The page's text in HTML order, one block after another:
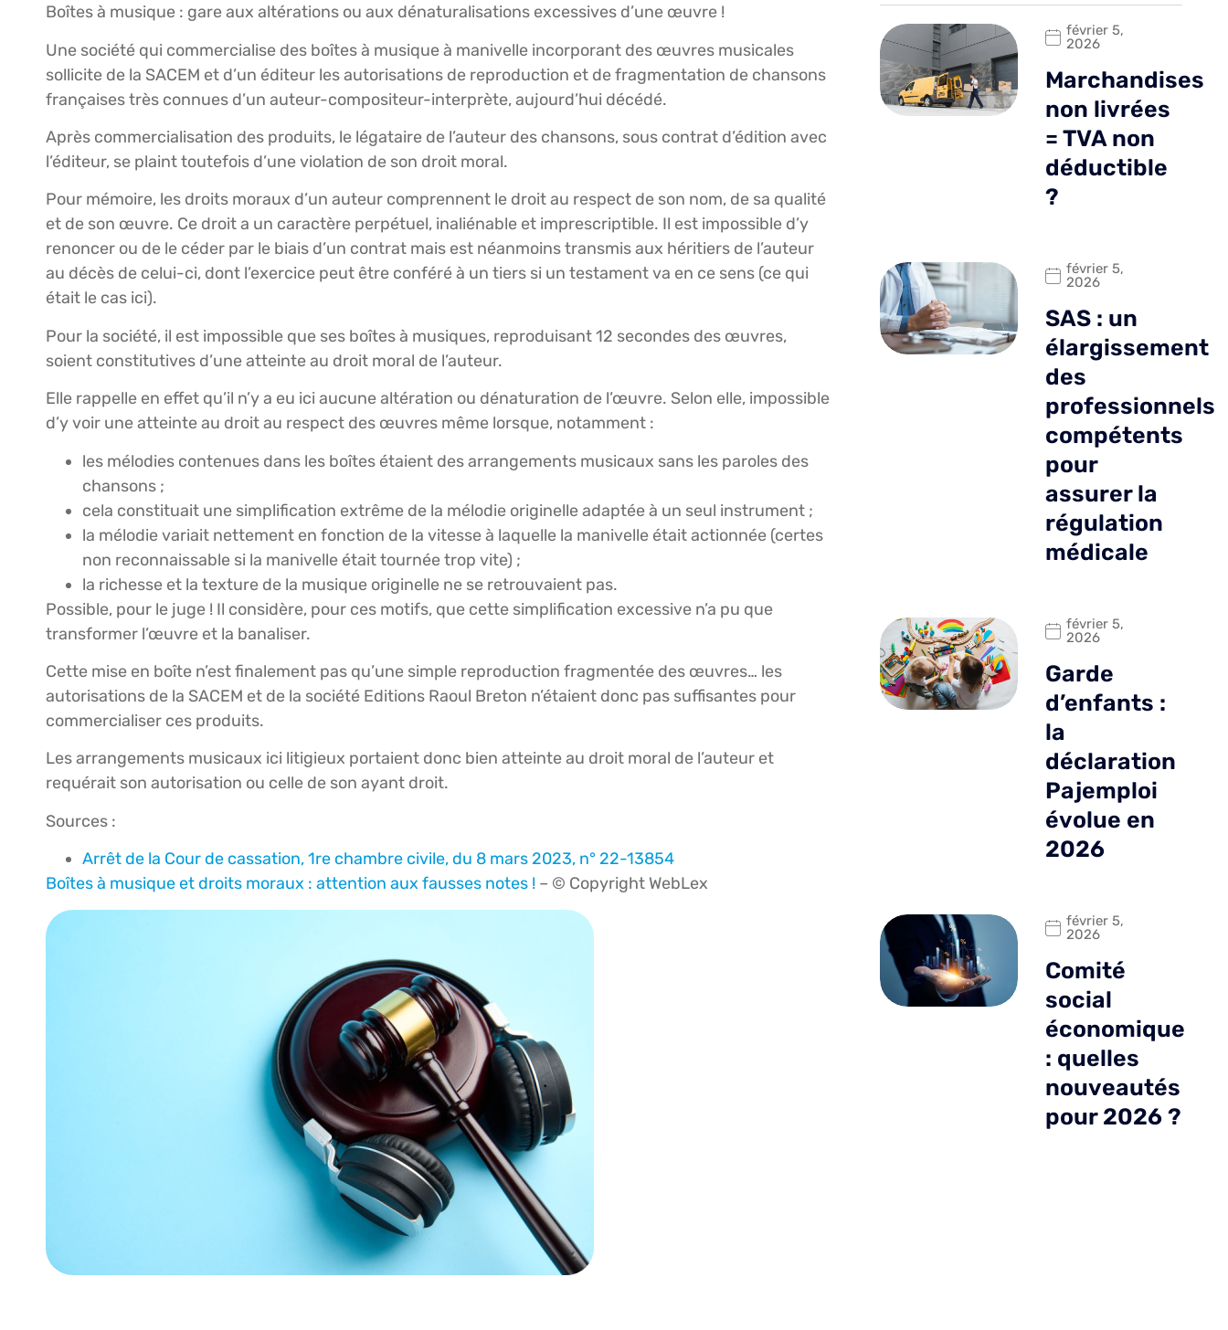
Boîtes à musique : gare aux altérations ou aux dénaturalisations excessives d’une œuvre !
Une société qui commercialise des boîtes à musique à manivelle incorporant des œuvres musicales
sollicite de la SACEM et d’un éditeur les autorisations de reproduction et de fragmentation de chansons
françaises très connues d’un auteur-compositeur-interprète, aujourd’hui décédé.
Après commercialisation des produits, le légataire de l’auteur des chansons, sous contrat d’édition avec
l’éditeur, se plaint toutefois d’une violation de son droit moral.
Pour mémoire, les droits moraux d’un auteur comprennent le droit au respect de son nom, de sa qualité
et de son œuvre. Ce droit a un caractère perpétuel, inaliénable et imprescriptible. Il est impossible d’y
renoncer ou de le céder par le biais d’un contrat mais est néanmoins transmis aux héritiers de l’auteur
au décès de celui-ci, dont l’exercice peut être conféré à un tiers si un testament va en ce sens (ce qui
était le cas ici).
Pour la société, il est impossible que ses boîtes à musiques, reproduisant 12 secondes des œuvres,
soient constitutives d’une atteinte au droit moral de l’auteur.
Elle rappelle en effet qu’il n’y a eu ici aucune altération ou dénaturation de l’œuvre. Selon elle, impossible
d’y voir une atteinte au droit au respect des œuvres même lorsque, notamment :
les mélodies contenues dans les boîtes étaient des arrangements musicaux sans les paroles des
chansons ;
cela constituait une simplification extrême de la mélodie originelle adaptée à un seul instrument ;
la mélodie variait nettement en fonction de la vitesse à laquelle la manivelle était actionnée (certes
non reconnaissable si la manivelle était tournée trop vite) ;
la richesse et la texture de la musique originelle ne se retrouvaient pas.
Possible, pour le juge ! Il considère, pour ces motifs, que cette simplification excessive n’a pu que
transformer l’œuvre et la banaliser.
Cette mise en boîte n’est finalement pas qu’une simple reproduction fragmentée des œuvres… les
autorisations de la SACEM et de la société Editions Raoul Breton n’étaient donc pas suffisantes pour
commercialiser ces produits.
Les arrangements musicaux ici litigieux portaient donc bien atteinte au droit moral de l’auteur et
requérait son autorisation ou celle de son ayant droit.
Sources :
Arrêt de la Cour de cassation, 1re chambre civile, du 8 mars 2023, n° 22-13854
Boîtes à musique et droits moraux : attention aux fausses notes ! – © Copyright WebLex
février 5,
2026
Marchandises
non livrées
= TVA non
déductible
?
février 5,
2026
SAS : un
élargissement
des
professionnels
compétents
pour
assurer la
régulation
médicale
février 5,
2026
Garde
d’enfants :
la
déclaration
Pajemploi
évolue en
2026
février 5,
2026
Comité
social
économique
: quelles
nouveautés
pour 2026 ?